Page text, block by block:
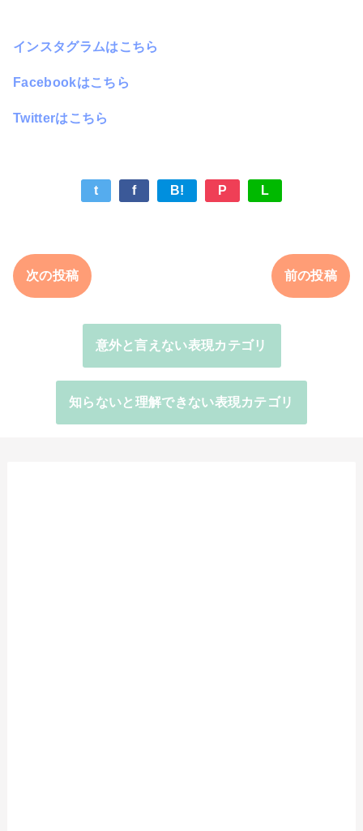
インスタグラムはこちら
Facebookはこちら
Twitterはこちら
t f B! P L
次の投稿 前の投稿
意外と言えない表現カテゴリ
知らないと理解できない表現カテゴリ